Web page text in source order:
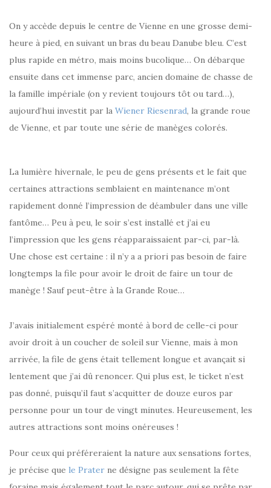
On y accède depuis le centre de Vienne en une grosse demi-
heure à pied, en suivant un bras du beau Danube bleu. C’est
plus rapide en métro, mais moins bucolique… On débarque
ensuite dans cet immense parc, ancien domaine de chasse de
la famille impériale (on y revient toujours tôt ou tard…),
aujourd’hui investit par la Wiener Riesenrad, la grande roue
de Vienne, et par toute une série de manèges colorés.
La lumière hivernale, le peu de gens présents et le fait que
certaines attractions semblaient en maintenance m’ont
rapidement donné l’impression de déambuler dans une ville
fantôme… Peu à peu, le soir s’est installé et j’ai eu
l’impression que les gens réapparaissaient par-ci, par-là.
Une chose est certaine : il n’y a a priori pas besoin de faire
longtemps la file pour avoir le droit de faire un tour de
manège ! Sauf peut-être à la Grande Roue…
J’avais initialement espéré monté à bord de celle-ci pour
avoir droit à un coucher de soleil sur Vienne, mais à mon
arrivée, la file de gens était tellement longue et avançait si
lentement que j’ai dû renoncer. Qui plus est, le ticket n’est
pas donné, puisqu’il faut s’acquitter de douze euros par
personne pour un tour de vingt minutes. Heureusement, les
autres attractions sont moins onéreuses !
Pour ceux qui préféreraient la nature aux sensations fortes,
je précise que le Prater ne désigne pas seulement la fête